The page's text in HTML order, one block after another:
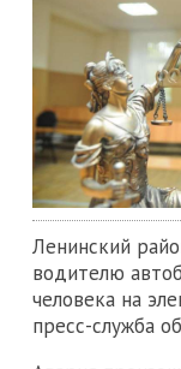
Ленинский
водителю
человека на
пресс-служба